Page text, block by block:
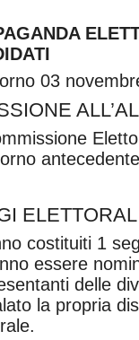
03
costituiti 1
essere
delle
la propria